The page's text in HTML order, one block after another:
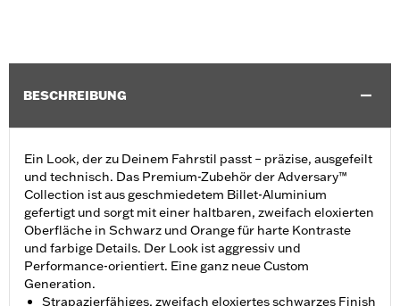
BESCHREIBUNG
Ein Look, der zu Deinem Fahrstil passt – präzise, ausgefeilt
und technisch. Das Premium-Zubehör der Adversary™
Collection ist aus geschmiedetem Billet-Aluminium
gefertigt und sorgt mit einer haltbaren, zweifach eloxierten
Oberfläche in Schwarz und Orange für harte Kontraste
und farbige Details. Der Look ist aggressiv und
Performance-orientiert. Eine ganz neue Custom
Generation.
Strapazierfähiges, zweifach eloxiertes schwarzes Finish